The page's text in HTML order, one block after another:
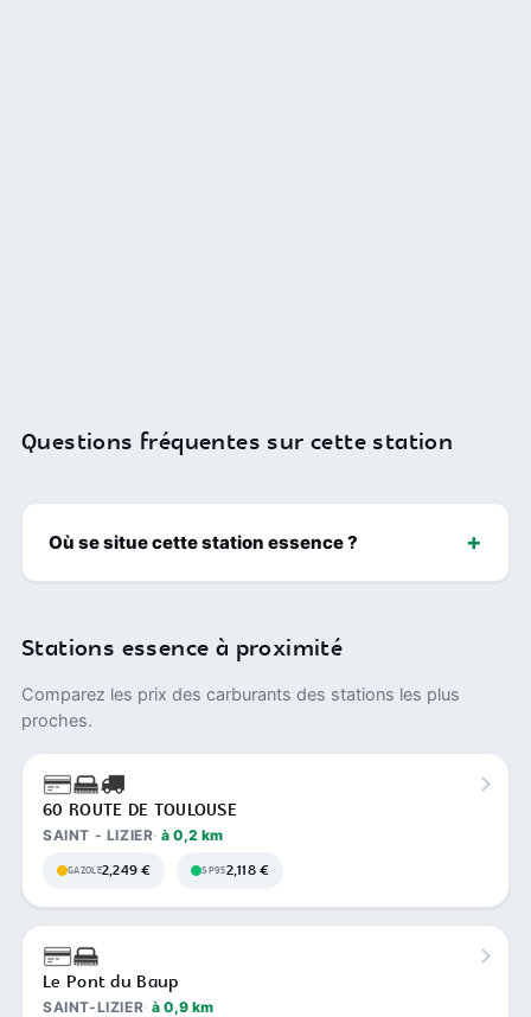
Questions fréquentes sur cette station
Où se situe cette station essence ?
Stations essence à proximité
Comparez les prix des carburants des stations les plus
proches.
60 ROUTE DE TOULOUSE
SAINT - LIZIER à 0,2 km
GAZOLE2,249 € SP952,118 €
Le Pont du Baup
SAINT-LIZIER à 0,9 km